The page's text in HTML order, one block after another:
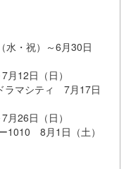
・祝）～6月30日
12日（日）
ラマシティ 7月17日
26日（日）
1010 8月1日（土）